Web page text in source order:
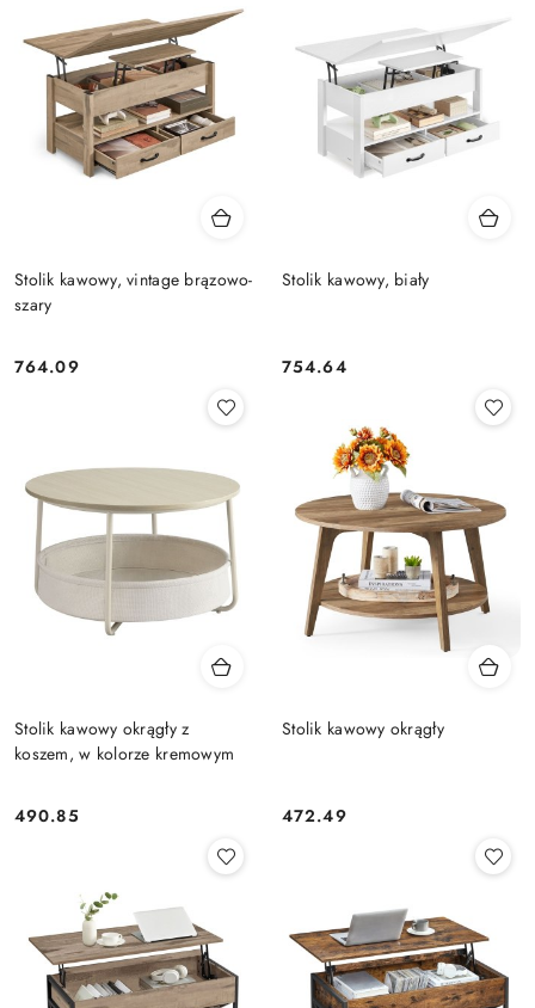
Stolik kawowy, vintage brązowo-
szary
Cena:
764.09
Stolik kawowy, biały
Cena:
754.64
Stolik kawowy okrągły z
koszem, w kolorze kremowym
Cena:
490.85
Stolik kawowy okrągły
Cena:
472.49